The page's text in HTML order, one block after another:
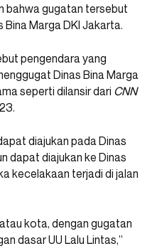
bahwa gugatan tersebut
Marga DKI Jakarta.
pengendara yang
Dinas Bina Marga
seperti dilansir dari CNN
diajukan pada Dinas
dapat diajukan ke Dinas
kecelakaan terjadi di jalan
kota, dengan gugatan
dasar UU Lalu Lintas,”